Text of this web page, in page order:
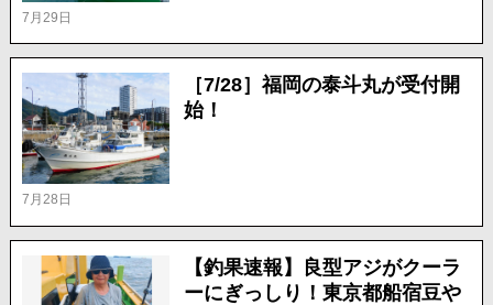
7月29日
7月28日
［7/28］福岡の泰斗丸が受付開
始！
【釣果速報】良型アジがクーラ
ーにぎっしり！東京都船宿豆や